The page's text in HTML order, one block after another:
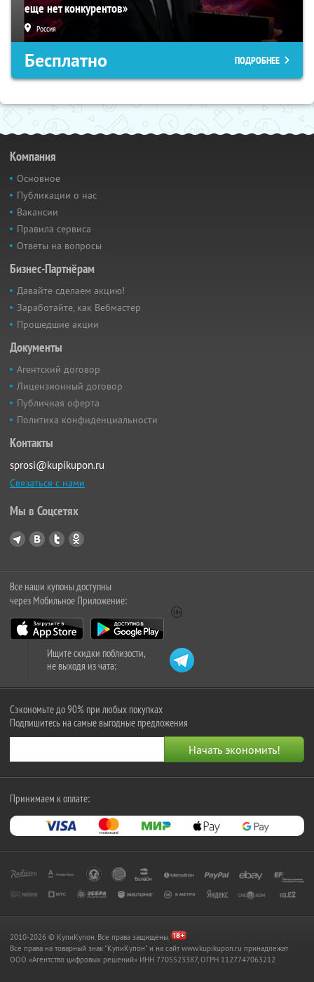
еще нет конкурентов»
Россия
Бесплатно ПОДРОБНЕЕ
Компания
Основное
Публикации о нас
Вакансии
Правила сервиса
Ответы на вопросы
Бизнес-Партнёрам
Давайте сделаем акцию!
Заработайте, как Вебмастер
Прошедшие акции
Документы
Агентский договор
Лицензионный договор
Публичная оферта
Политика конфиденциальности
Контакты
sprosi@kupikupon.ru
Связаться с нами
Мы в Соцсетях
Все наши купоны доступны
через Мобильное Приложение:
Ищите скидки поблизости,
не выходя из чата:
Сэкономьте до 90% при любых покупках
Подпишитесь на самые выгодные предложения
Принимаем к оплате:
2010-2026 © КупиКупон. Все права защищены.
Все права на товарный знак "КупиКупон" и на сайт www.kupikupon.ru принадлежат
OOO «Агентство цифровых решений» ИНН 7705523387, ОГРН 1127747063212